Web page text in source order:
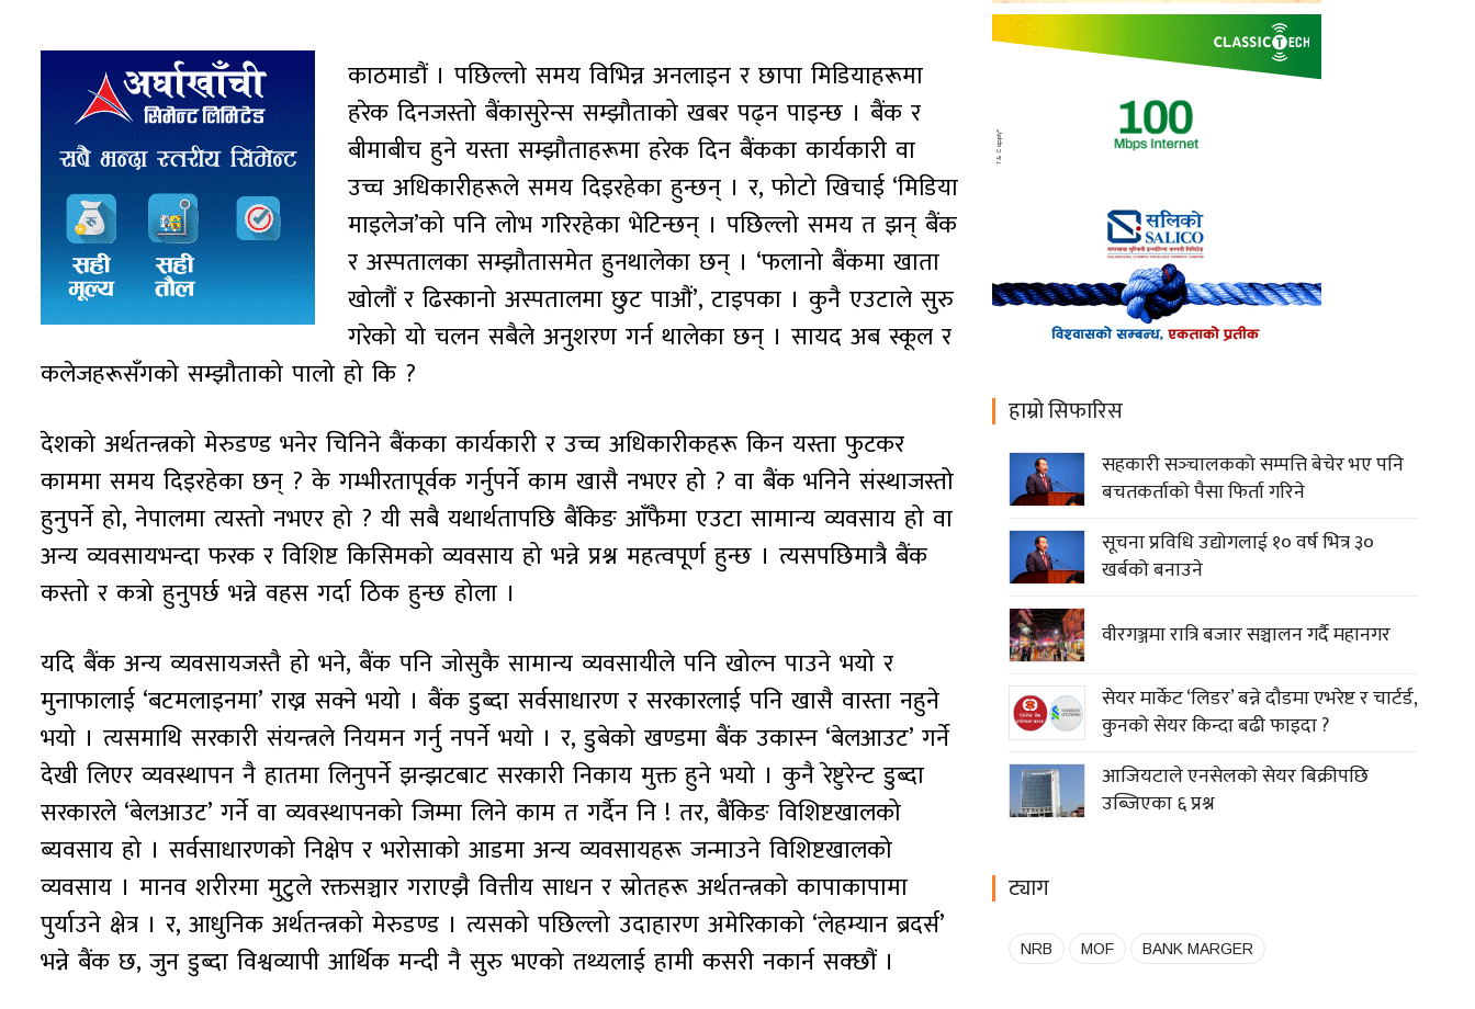
काठमाडौं । पछिल्लो समय विभिन्न अनलाइन र छापा मिडियाहरूमा
हरेक दिनजस्तो बैंकासुरेन्स सम्झौताको खबर पढ्न पाइन्छ । बैंक र
बीमाबीच हुने यस्ता सम्झौताहरूमा हरेक दिन बैंकका कार्यकारी वा
उच्च अधिकारीहरूले समय दिइरहेका हुन्छन् । र, फोटो खिचाई ‘मिडिया
माइलेज’को पनि लोभ गरिरहेका भेटिन्छन् । पछिल्लो समय त झन् बैंक
र अस्पतालका सम्झौतासमेत हुनथालेका छन् । ‘फलानो बैंकमा खाता
खोलौं र ढिस्कानो अस्पतालमा छुट पाऔं’, टाइपका । कुनै एउटाले सुरु
गरेको यो चलन सबैले अनुशरण गर्न थालेका छन् । सायद अब स्कूल र
कलेजहरूसँगको सम्झौताको पालो हो कि ?
देशको अर्थतन्त्रको मेरुडण्ड भनेर चिनिने बैंकका कार्यकारी र उच्च अधिकारीकहरू किन यस्ता फुटकर
काममा समय दिइरहेका छन् ? के गम्भीरतापूर्वक गर्नुपर्ने काम खासै नभएर हो ? वा बैंक भनिने संस्थाजस्तो
हुनुपर्ने हो, नेपालमा त्यस्तो नभएर हो ? यी सबै यथार्थतापछि बैंकिङ आँफैमा एउटा सामान्य व्यवसाय हो वा
अन्य व्यवसायभन्दा फरक र विशिष्ट किसिमको व्यवसाय हो भन्ने प्रश्न महत्वपूर्ण हुन्छ । त्यसपछिमात्रै बैंक
कस्तो र कत्रो हुनुपर्छ भन्ने वहस गर्दा ठिक हुन्छ होला ।
यदि बैंक अन्य व्यवसायजस्तै हो भने, बैंक पनि जोसुकै सामान्य व्यवसायीले पनि खोल्न पाउने भयो र
मुनाफालाई ‘बटमलाइनमा’ राख्न सक्ने भयो । बैंक डुब्दा सर्वसाधारण र सरकारलाई पनि खासै वास्ता नहुने
भयो । त्यसमाथि सरकारी संयन्त्रले नियमन गर्नु नपर्ने भयो । र, डुबेको खण्डमा बैंक उकास्न ‘बेलआउट’ गर्ने
देखी लिएर व्यवस्थापन नै हातमा लिनुपर्ने झन्झटबाट सरकारी निकाय मुक्त हुने भयो । कुनै रेष्टुरेन्ट डुब्दा
सरकारले ‘बेलआउट’ गर्ने वा व्यवस्थापनको जिम्मा लिने काम त गर्दैन नि ! तर, बैंकिङ विशिष्टखालको
ब्यवसाय हो । सर्वसाधारणको निक्षेप र भरोसाको आडमा अन्य व्यवसायहरू जन्माउने विशिष्टखालको
व्यवसाय । मानव शरीरमा मुटुले रक्तसञ्चार गराएझै वित्तीय साधन र स्रोतहरू अर्थतन्त्रको कापाकापामा
पुर्याउने क्षेत्र । र, आधुनिक अर्थतन्त्रको मेरुडण्ड । त्यसको पछिल्लो उदाहारण अमेरिकाको ‘लेहम्यान ब्रदर्स’
भन्ने बैंक छ, जुन डुब्दा विश्वव्यापी आर्थिक मन्दी नै सुरु भएको तथ्यलाई हामी कसरी नकार्न सक्छौं ।
हाम्रो सिफारिस
सहकारी सञ्‍चालकको सम्पत्ति बेचेर भए पनि
बचतकर्ताको पैसा फिर्ता गरिने
सूचना प्रविधि उद्योगलाई १० वर्ष भित्र ३०
खर्बको बनाउने
वीरगञ्जमा रात्रि बजार सञ्चालन गर्दै महानगर
सेयर मार्केट ‘लिडर’ बन्ने दौडमा एभरेष्ट र चार्टर्ड,
कुनको सेयर किन्दा बढी फाइदा ?
आजियटाले एनसेलको सेयर बिक्रीपछि
उब्जिएका ६ प्रश्न
ट्याग
NRB MOF BANK MARGER